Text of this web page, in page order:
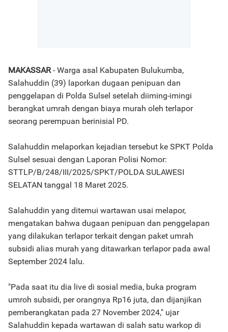
MAKASSAR- Warga asal Kabupaten Bulukumba,
Salahuddin (39) laporkan dugaan penipuan dan
penggelapan di Polda Sulsel setelah diiming-imingi
berangkat umrah dengan biaya murah oleh terlapor
seorang perempuan berinisial PD.
Salahuddin melaporkan kejadian tersebut ke SPKT Polda
Sulsel sesuai dengan Laporan Polisi Nomor:
STTLP/B/248/III/2025/SPKT/POLDA SULAWESI
SELATAN tanggal 18 Maret 2025.
Salahuddin yang ditemui wartawan usai melapor,
mengatakan bahwa dugaan penipuan dan penggelapan
yang dilakukan terlapor terkait dengan paket umrah
subsidi alias murah yang ditawarkan terlapor pada awal
September 2024 lalu.
"Pada saat itu dia live di sosial media, buka program
umroh subsidi, per orangnya Rp16 juta, dan dijanjikan
pemberangkatan pada 27 November 2024," ujar
Salahuddin kepada wartawan di salah satu warkop di